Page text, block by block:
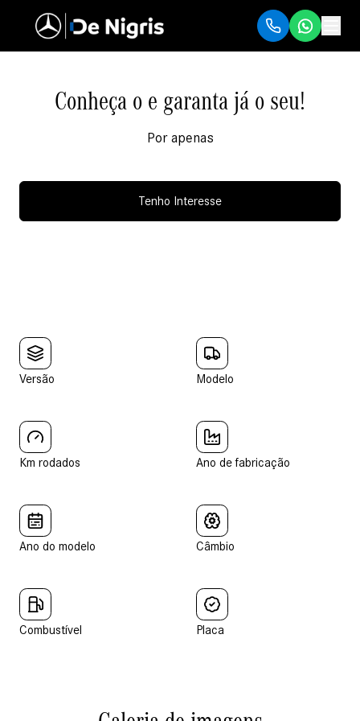
Conheça o e garanta já o seu!
Por apenas
Tenho Interesse
Versão Modelo
Km rodados Ano de fabricação
Ano do modelo Câmbio
Combustível Placa